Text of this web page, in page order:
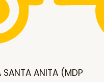
SANTA ANITA (MDP